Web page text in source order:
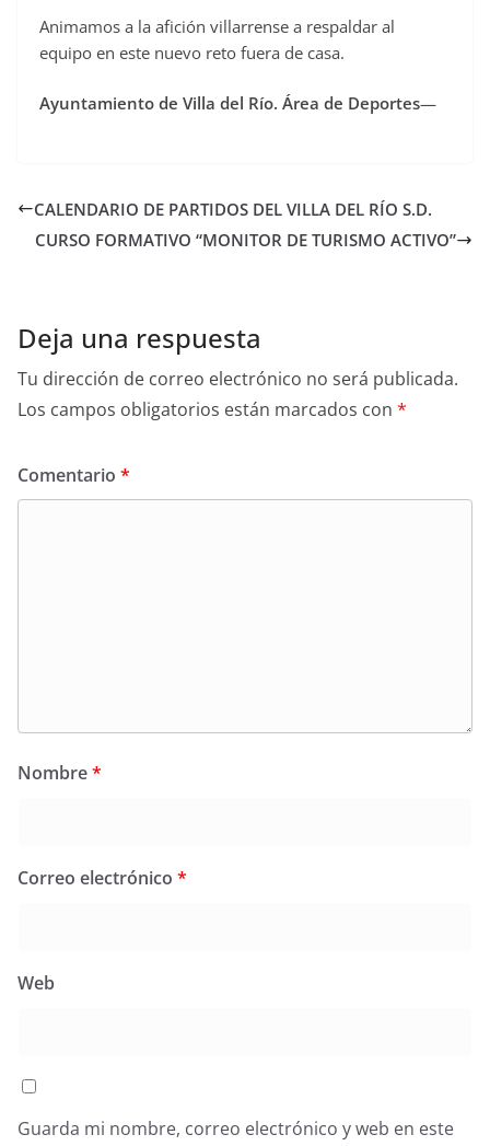
Animamos a la afición villarrense a respaldar al
equipo en este nuevo reto fuera de casa.
Ayuntamiento de Villa del Río. Área de Deportes—
CALENDARIO DE PARTIDOS DEL VILLA DEL RÍO S.D.
CURSO FORMATIVO “MONITOR DE TURISMO ACTIVO”
Deja una respuesta
Tu dirección de correo electrónico no será publicada.
Los campos obligatorios están marcados con *
Comentario *
Nombre*
Correo electrónico *
Web
Guarda mi nombre, correo electrónico y web en este